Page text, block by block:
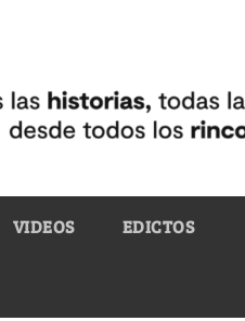
VIDEOS EDICTOS